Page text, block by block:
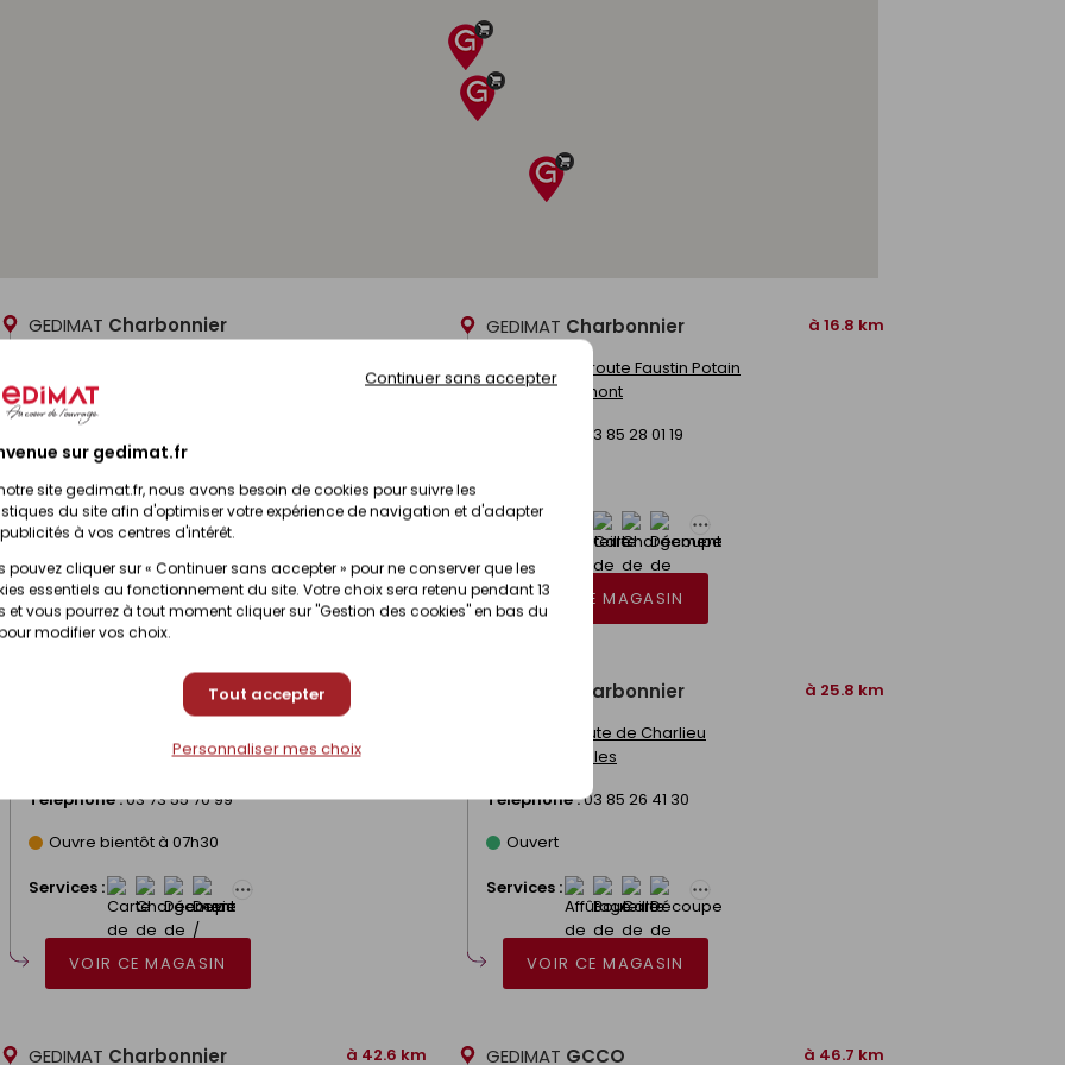
sur gedimat.fr
site gedimat.fr, nous avons besoin de cookies pour suivre les
du site afin d'optimiser votre expérience de navigation et d'adapter
à vos centres d'intérêt.
pouvez cliquer sur « Continuer sans accepter » pour ne conserver que les
essentiels au fonctionnement du site. Votre choix sera retenu pendant 13
et vous pourrez à tout moment cliquer sur "Gestion des cookies" en bas du
modifier vos choix.
Tout accepter
Continuer sans accepter
Personnaliser mes choix
GEDIMAT Charbonnier
71120 Charolles
Téléphone :
Services :
VOIR CE MAGASIN
GEDIMAT Charbonnier
à 16.8 km
Adresse :
125 route Faustin Potain
71800 Baudemont
03 85 28 01 19
Services :
VOIR CE MAGASIN
Charbonnier
Téléphone :03 73 55 70 99
Ouvre bientôt à 07h30
Services :
VOIR CE MAGASIN
Charbonnier
à 25.8 km
1 route de Charlieu
71170 Chauffailles
Téléphone :03 85 26 41 30
Ouvert
Services :
VOIR CE MAGASIN
GEDIMAT Charbonnier à 42.6 km GEDIMAT GCCO à 46.7 km